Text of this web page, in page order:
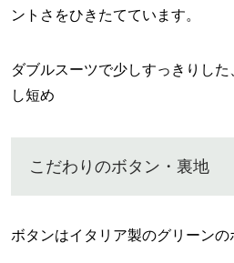
ントさをひきたてています。
ダブルスーツで少しすっきりし
し短め
こだわりのボタン・裏地
ボタンはイタリア製のグリーンの